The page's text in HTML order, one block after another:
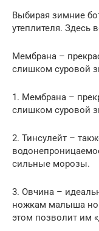
Выбирая зимние
утеплителя.
Мембрана –
слишком суровой
1. Мембрана –
слишком суровой
2. Тинсулейт –
сильные морозы.
3. Овчина –
ножкам малыша
этом позволит им